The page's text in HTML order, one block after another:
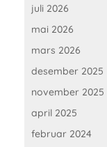
juli 2026
mai 2026
mars 2026
desember 2025
november 2025
april 2025
februar 2024